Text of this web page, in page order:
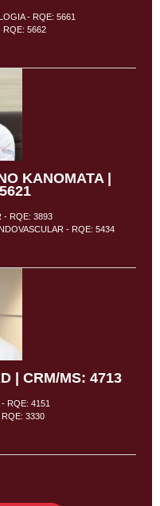
- RQE: 5661
RQE: 5662
KANOMATA |
- RQE: 3893
- RQE: 5434
| CRM/MS: 4713
RQE: 4151
3330